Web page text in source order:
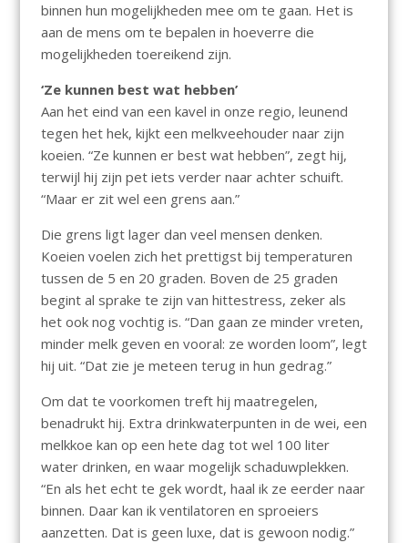
binnen hun mogelijkheden mee om te gaan. Het is
aan de mens om te bepalen in hoeverre die
mogelijkheden toereikend zijn.
‘Ze kunnen best wat hebben’
Aan het eind van een kavel in onze regio, leunend
tegen het hek, kijkt een melkveehouder naar zijn
koeien. “Ze kunnen er best wat hebben”, zegt hij,
terwijl hij zijn pet iets verder naar achter schuift.
“Maar er zit wel een grens aan.”
Die grens ligt lager dan veel mensen denken.
Koeien voelen zich het prettigst bij temperaturen
tussen de 5 en 20 graden. Boven de 25 graden
begint al sprake te zijn van hittestress, zeker als
het ook nog vochtig is. “Dan gaan ze minder vreten,
minder melk geven en vooral: ze worden loom”, legt
hij uit. “Dat zie je meteen terug in hun gedrag.”
Om dat te voorkomen treft hij maatregelen,
benadrukt hij. Extra drinkwaterpunten in de wei, een
melkkoe kan op een hete dag tot wel 100 liter
water drinken, en waar mogelijk schaduwplekken.
“En als het echt te gek wordt, haal ik ze eerder naar
binnen. Daar kan ik ventilatoren en sproeiers
aanzetten. Dat is geen luxe, dat is gewoon nodig.”